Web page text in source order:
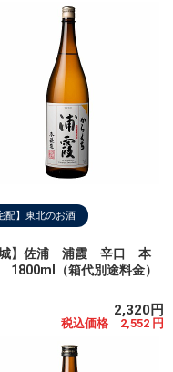
配】東北のお酒
城】佐浦 浦霞 辛口 本
1800ml（箱代別途料金）
2,320円
税込価格 2,552 円